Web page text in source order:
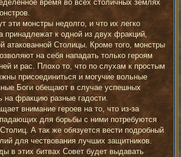
время во всех столичных землях
эти монстры недолго, и что их легко
принадлежат к одной из двух фракций,
атакованной Столицы. Кроме того, монстры
на себя нападать только героям
и рас. Плохо то, что по слухам к простым
присоединиться и могучие вольные
Боги обещают в случае успешных
на фракцию разные гадости.
внимание героев на то, что из-за
для борьбы с ними потребуются
А так же обязуется вести подробный
для чествования лучших защитников.
в этих битвах Совет будет выдавать